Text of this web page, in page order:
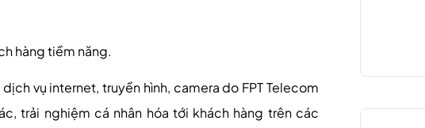
hàng tiềm năng.
vụ internet, truyền hình, camera do FPT Telecom
trải nghiệm cá nhân hóa tới khách hàng trên các